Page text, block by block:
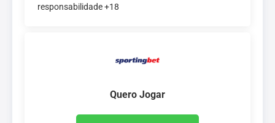
responsabilidade +18
Quero Jogar